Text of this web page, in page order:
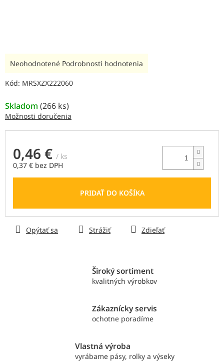
Kód: MRSXZX222060
Skladom (266 ks)
Možnosti doručenia
0,46 € / ks
0,37 € bez DPH
Jednotková
PRIDAŤ DO KOŠÍKA
Opýtať sa Strážiť Zdieľať
Priemerné
produktu
0,0
z
5
hviezdičiek.
Neohodnotené Podrobnosti hodnotenia
Široký sortiment
kvalitných výrobkov
Zákaznícky servis
ochotne poradíme
Vlastná výroba
vyrábame pásy, rolky a výseky